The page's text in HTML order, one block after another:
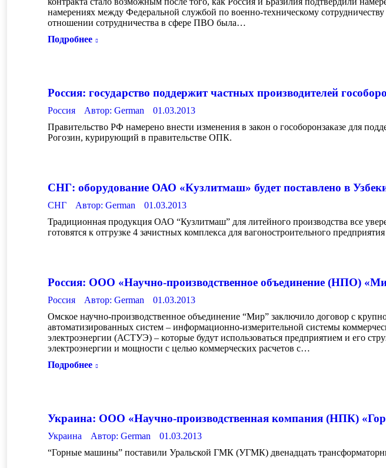
намерениях между Федеральной службой по военно-техническому
отношении сотрудничества в сфере ПВО была…
Подробнее
Россия: государство поддержит частных производителей
Россия Автор: German
01.03.2013
Правительство РФ намерено внести изменения в закон о гособоронзаказе для
Рогозин, курирующий в правительстве ОПК.
СНГ: оборудование ОАО «Кузлитмаш» будет поставлено в
СНГ Автор: German
01.03.2013
Традиционная продукция ОАО “Кузлитмаш” для литейного производства все
готовятся к отгрузке 4 зачистных комплекса для вагоностроительного
Россия: ООО «Научно-производственное объединение (НПО)
Россия Автор: German
01.03.2013
Омское научно-производственное объединение “Мир” заключило договор с
автоматизированных систем – информационно-измерительной системы
электроэнергии (АСТУЭ) – которые будут использоваться предприятием и его
электроэнергии и мощности с целью коммерческих расчетов с…
Подробнее
Украина: ООО «Научно-производственная компания (НПК)
Украина Автор: German
01.03.2013
“Горные машины” поставили Уральской ГМК (УГМК) двенадцать